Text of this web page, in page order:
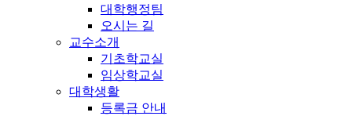
대학행정팀
오시는 길
교수소개
기초학교실
임상학교실
대학생활
등록금 안내